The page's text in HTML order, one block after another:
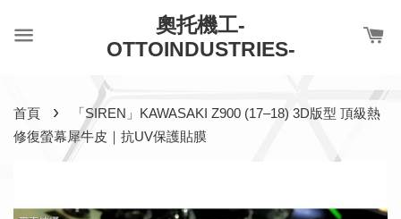
奧托機工-
OTTOINDUSTRIES-
首頁 ›
「SIREN」KAWASAKI Z900 (17–18) 3D版型 頂級熱
修復螢幕犀牛皮｜抗UV保護貼膜